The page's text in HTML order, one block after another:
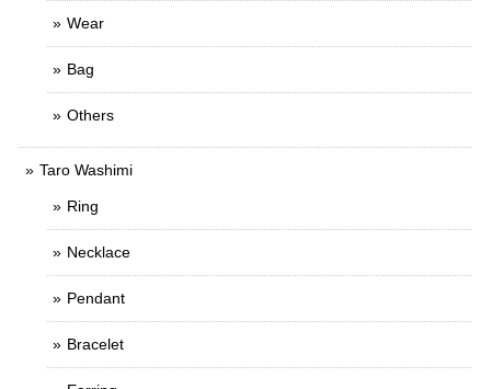
Wear
Bag
Others
Taro Washimi
Ring
Necklace
Pendant
Bracelet